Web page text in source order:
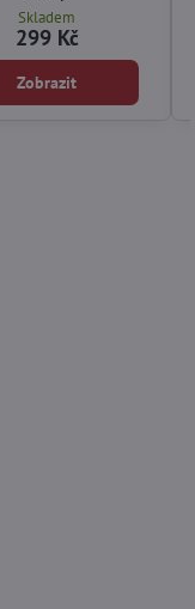
Skladem
299 Kč
Zobrazit